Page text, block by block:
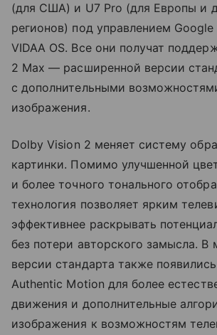
(для США) и U7 Pro (для Европы и
регионов) под управлением Google
VIDAA OS. Все они получат
2 Max — расширенной версии
с дополнительными
изображения.
Dolby Vision 2 меняет систему
картинки. Помимо улучшенной
и более точного тонального
технология позволяет ярким
эффективнее раскрывать
без потери авторского замысла. В
версии стандарта также
Authentic Motion для более
движения и дополнительные
изображения к возможностям